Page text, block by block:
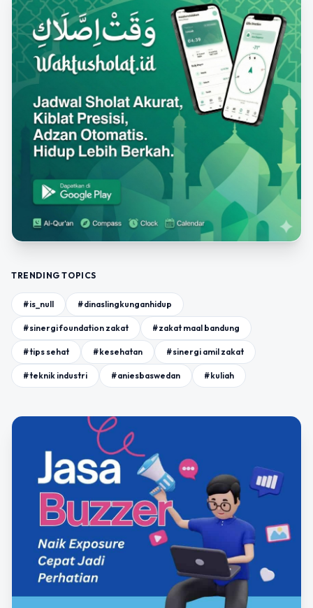
TRENDING TOPICS
#is_null #dinaslingkunganhidup
#sinergi foundation zakat #zakat maal bandung
#tips sehat #kesehatan #sinergi amil zakat
#teknik industri #aniesbaswedan #kuliah